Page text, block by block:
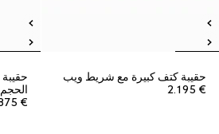
حقيبة كتف كبيرة مع شريط ويب
€ 2.195
الحجم
€ 1.875